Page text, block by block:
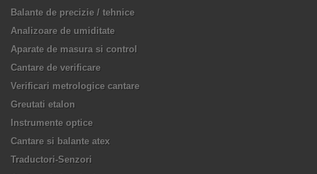
Balante de precizie / tehnice
Analizoare de umiditate
Aparate de masura si control
Cantare de verificare
Verificari metrologice cantare
Greutati etalon
Instrumente optice
Cantare si balante atex
Traductori-Senzori